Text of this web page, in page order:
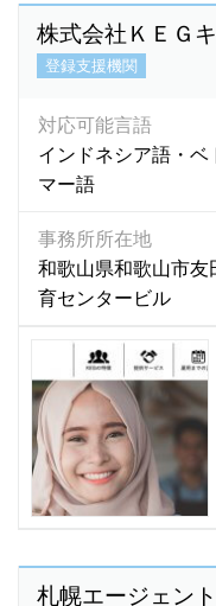
株式会社ＫＥＧ
登録支援機関
対応可能言語
インドネシア語・
マー語
事務所所在地
和歌山県和歌山市
育センタービル
札幌エージェン